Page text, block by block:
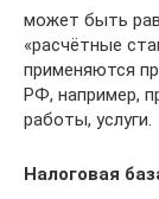
может быть
«расчётные
применяются
РФ, например,
работы, услуги.
Налоговая